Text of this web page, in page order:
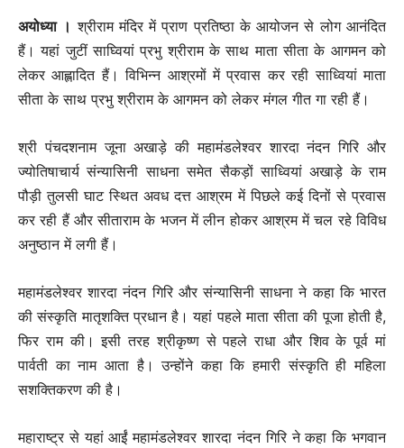
अयोध्या । श्रीराम मंदिर में प्राण प्रतिष्ठा के आयोजन से लोग आनंदित
हैं। यहां जुटीं साघ्वियां प्रभु श्रीराम के साथ माता सीता के आगमन को
लेकर आह्लादित हैं। विभिन्न आश्रमों में प्रवास कर रही साध्वियां माता
सीता के साथ प्रभु श्रीराम के आगमन को लेकर मंगल गीत गा रही हैं।
श्री पंचदशनाम जूना अखाड़े की महामंडलेश्वर शारदा नंदन गिरि और
ज्योतिषाचार्य संन्यासिनी साधना समेत सैकड़ों साध्वियां अखाड़े के राम
पौड़ी तुलसी घाट स्थित अवध दत्त आश्रम में पिछले कई दिनों से प्रवास
कर रही हैं और सीताराम के भजन में लीन होकर आश्रम में चल रहे विविध
अनुष्ठान में लगी हैं।
महामंडलेश्वर शारदा नंदन गिरि और संन्यासिनी साधना ने कहा कि भारत
की संस्कृति मातृशक्ति प्रधान है। यहां पहले माता सीता की पूजा होती है,
फिर राम की। इसी तरह श्रीकृष्ण से पहले राधा और शिव के पूर्व मां
पार्वती का नाम आता है। उन्होंने कहा कि हमारी संस्कृति ही महिला
सशक्तिकरण की है।
महाराष्ट्र से यहां आईं महामंडलेश्वर शारदा नंदन गिरि ने कहा कि भगवान